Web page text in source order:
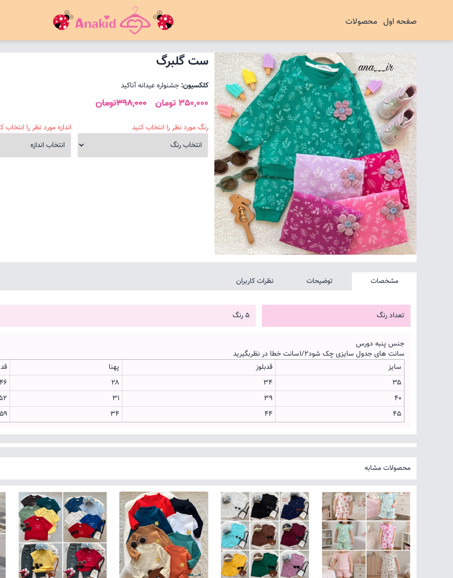
صفحه اول محصولات
ست گلبرگ
کلکسیون: جشنواره عیدانه آناکید
350,000 تومان 398,000تومان
رنگ مورد نظر را انتخاب کنید اندازه مورد نظر را انتخاب
مشخصات توضیحات نظرات کاربران
تعداد رنگ 5 رنگ
جنس پنبه دورس
سانت های جدول سایزی چک شود۱/۲سانت خطا در نظربگیرید
سایز
قدبلوز پهنا
۳۵
۳۴ ۲۸
۴۰
۳۹ ۳۱
۴۵
۴۴ ۳۴
محصولات مشابه